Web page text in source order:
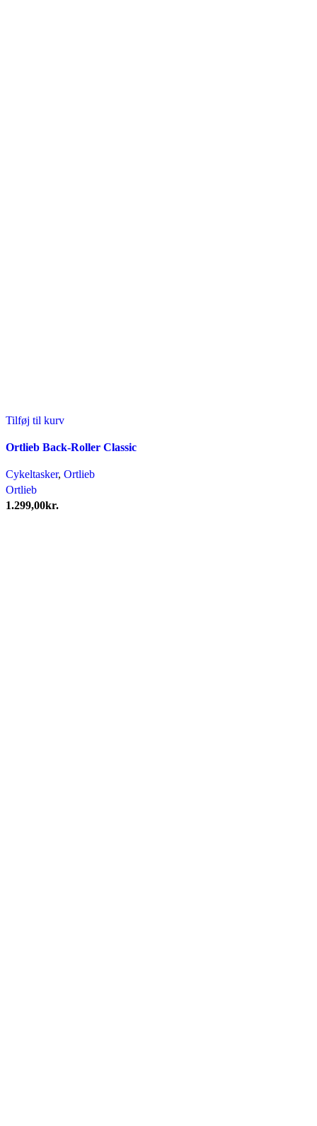
Tilføj til kurv
Ortlieb Back-Roller Classic
Cykeltasker, Ortlieb
Ortlieb
1.299,00kr.